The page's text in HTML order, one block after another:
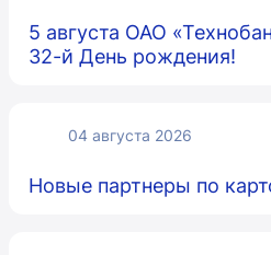
5 августа ОАО
32-й День рождения!
04 августа 2026
Новые партнеры по